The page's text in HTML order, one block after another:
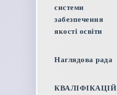
системи
забезпечення
якості освіти
Наглядова рада
КВАЛІФІКАЦІЙ